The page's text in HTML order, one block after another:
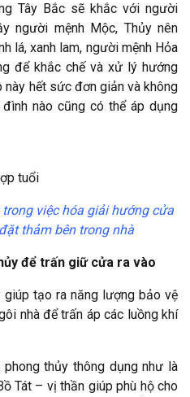
Tây Bắc sẽ khắc với người
người mệnh Mộc, Thủy nên
lá, xanh lam, người mệnh Hỏa
để khắc chế và xử lý hướng
này hết sức đơn giản và không
nào cũng có thể áp dụng
việc hóa giải hướng cửa
thảm bên trong nhà
để trấn giữ cửa ra vào
tạo ra năng lượng bảo vệ
nhà để trấn áp các luồng khí
thủy thông dụng như là
Tát – vị thần giúp phù hộ cho